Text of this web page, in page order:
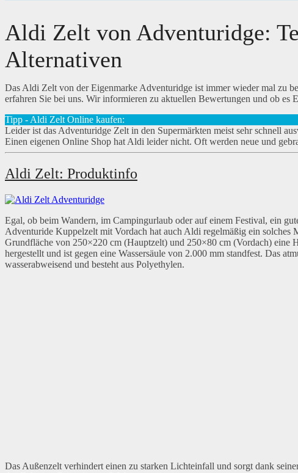
Aldi Zelt von Adventuridge:
Alternativen
Das Aldi Zelt von der Eigenmarke Adventuridge ist immer wieder mal zu
erfahren Sie bei uns. Wir informieren zu aktuellen Bewertungen und ob es
Tipp - Aldi Zelt Online kaufen:
Leider ist das Adventuridge Zelt in den Supermärkten meist sehr schnell
Einen eigenen Online Shop hat Aldi leider nicht. Oft werden neue und
Aldi Zelt: Produktinfo
Egal, ob beim Wandern, im Campingurlaub oder auf einem Festival, ein
Adventuride Kuppelzelt mit Vordach hat auch Aldi regelmäßig ein
Grundfläche von 250×220 cm (Hauptzelt) und 250×80 cm (Vordach) eine
hergestellt und ist gegen eine Wassersäule von 2.000 mm standfest. Das
wasserabweisend und besteht aus Polyethylen.
Das Außenzelt verhindert einen zu starken Lichteinfall und sorgt dank